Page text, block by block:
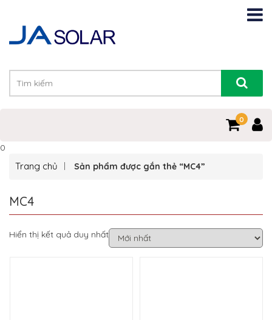
0
0
Trang chủ Sản phẩm được gắn thẻ “MC4”
MC4
Hiển thị kết quả duy nhất